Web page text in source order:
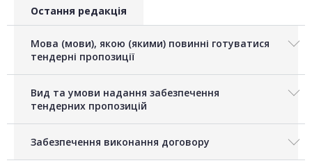
Остання редакція
Мова (мови), якою (якими) повинні готуватися
тендерні пропозиції
Вид та умови надання забезпечення
тендерних пропозицій
Забезпечення виконання договору